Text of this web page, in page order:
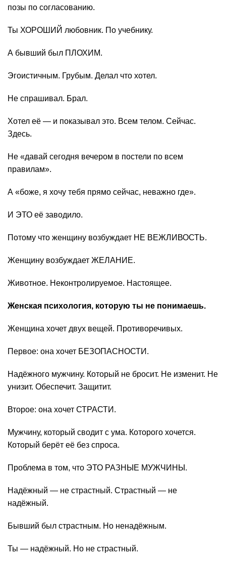
позы по согласованию.
Ты ХОРОШИЙ любовник. По учебнику.
А бывший был ПЛОХИМ.
Эгоистичным. Грубым. Делал что хотел.
Не спрашивал. Брал.
Хотел её — и показывал это. Всем телом. Сейчас.
Здесь.
Не «давай сегодня вечером в постели по всем
правилам».
А «боже, я хочу тебя прямо сейчас, неважно где».
И ЭТО её заводило.
Потому что женщину возбуждает НЕ ВЕЖЛИВОСТЬ.
Женщину возбуждает ЖЕЛАНИЕ.
Животное. Неконтролируемое. Настоящее.
Женская психология, которую ты не понимаешь.
Женщина хочет двух вещей. Противоречивых.
Первое: она хочет БЕЗОПАСНОСТИ.
Надёжного мужчину. Который не бросит. Не изменит. Не
унизит. Обеспечит. Защитит.
Второе: она хочет СТРАСТИ.
Мужчину, который сводит с ума. Которого хочется.
Который берёт её без спроса.
Проблема в том, что ЭТО РАЗНЫЕ МУЖЧИНЫ.
Надёжный — не страстный. Страстный — не
надёжный.
Бывший был страстным. Но ненадёжным.
Ты — надёжный. Но не страстный.